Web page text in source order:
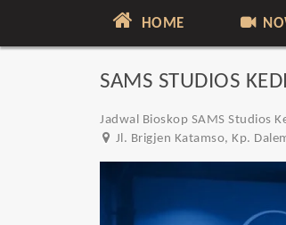
HOME
SAMS STUDIOS
Jadwal Bioskop SAMS Studios
Jl. Brigjen Katamso, Kp.